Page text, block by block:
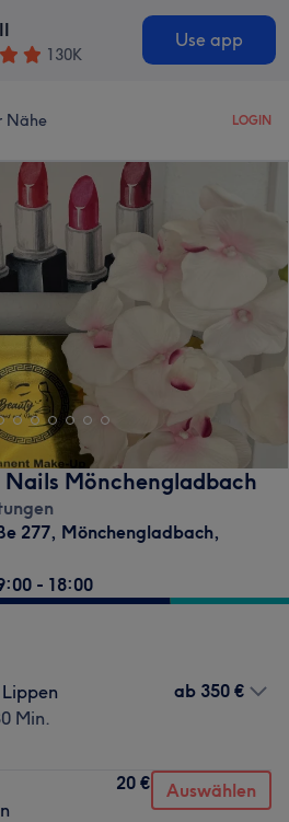
130K
Use app
Nähe LOGIN
Nails Mönchengladbach
277, Mönchengladbach,
- 18:00
Min.
ab 350 €
20 € Auswählen